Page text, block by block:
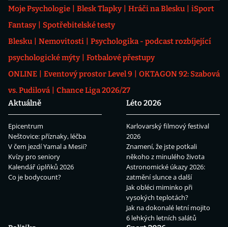
Moje Psychologie Blesk Tlapky Hráči na Blesku
iSport
Fantasy
Spotřebitelské testy
Blesku
Nemovitosti
Psychologika - podcast rozbíjející
psychologické mýty
Fotbalové přestupy
ONLINE
Eventový prostor Level 9
OKTAGON 92: Szabová
vs. Pudilová
Chance Liga 2026/27
Aktuálně
Epicentrum
Neštovice: příznaky, léčba
V čem jezdí Yamal a Mesii?
Kvízy pro seniory
Kalendář úplňků 2026
Co je bodycount?
Léto 2026
Karlovarský filmový festival
2026
Znamení, že jste potkali
někoho z minulého života
Astronomické úkazy 2026:
zatmění slunce a další
Jak obléci miminko při
vysokých teplotách?
Jak na dokonalé letní mojito
6 lehkých letních salátů